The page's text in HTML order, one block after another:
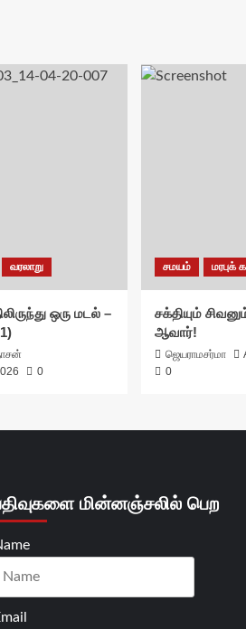
வரலாறு
ஒரு மடல் –
0
சமயம் மரபுக்
சக்தியும்
ஆவார்!
ஜெயராமசர்மா
0
மின்னஞ்சலில் பெற